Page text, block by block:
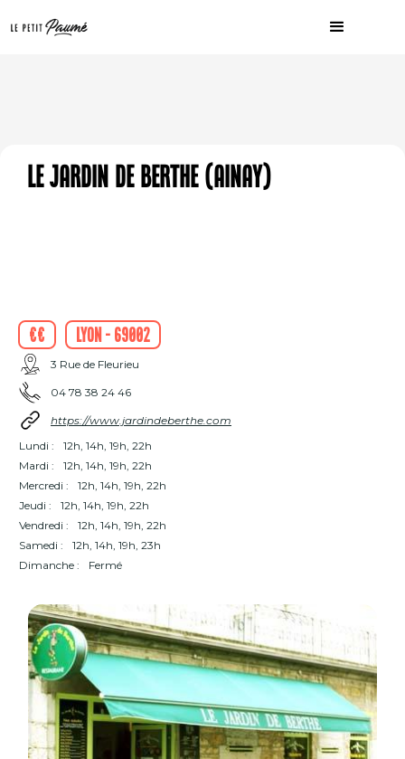
Le Jardin de Berthe (Ainay)
€€ Lyon - 69002
3 Rue de Fleurieu
04 78 38 24 46
https://www.jardindeberthe.com
Lundi :
12h, 14h, 19h, 22h
Mardi :
12h, 14h, 19h, 22h
Mercredi :
12h, 14h, 19h, 22h
Jeudi :
12h, 14h, 19h, 22h
Vendredi :
12h, 14h, 19h, 22h
Samedi :
12h, 14h, 19h, 23h
Dimanche :
Fermé